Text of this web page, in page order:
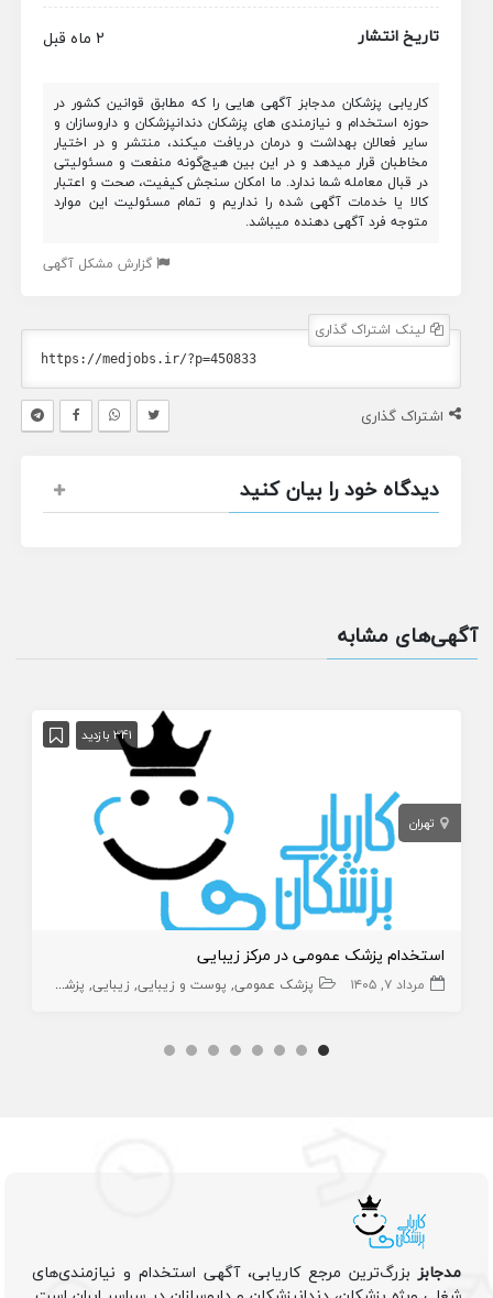
تاریخ انتشار
2 ماه قبل
کاریابی پزشکان مدجابز آگهی هایی را که مطابق قوانین کشور در
حوزه استخدام و نیازمندی های پزشکان دندانپزشکان و داروسازان و
سایر فعالان بهداشت و درمان دریافت میکند، منتشر و در اختیار
مخاطبان قرار میدهد و در این بین هیچ‌گونه منفعت و مسئولیتی
در قبال معامله شما ندارد. ما امکان سنجش کیفیت، صحت و اعتبار
کالا یا خدمات آگهی شده را نداریم و تمام مسئولیت این موارد
متوجه فرد آگهی دهنده میباشد.
گزارش مشکل آگهی
لینک اشتراک گذاری
اشتراک گذاری
دیدگاه خود را بیان کنید
آگهی‌های مشابه
341 بازدید
تهران
استخدام پزشک عمومی در مرکز زیبایی
مرداد ۷, ۱۴۰۵ پزشک عمومی پوست و زیبایی زیبایی پزشک عمومی پوست
مدجابزبزرگ‌ترین مرجع کاریابی، آگهی استخدام و نیازمندی‌های